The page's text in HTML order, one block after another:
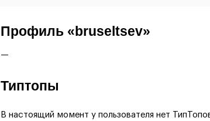
Профиль «bruseltsev»
—
Типтопы
В настоящий момент у пользователя нет